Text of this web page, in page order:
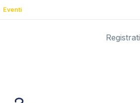
Eventi
Registrati